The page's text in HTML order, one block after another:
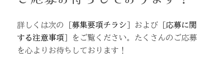
詳しくは次の [ 募集要項チラシ ] および [ 応募に関
する注意事項 ] をご覧ください。たくさんのご応募
を心よりお待ちしております！